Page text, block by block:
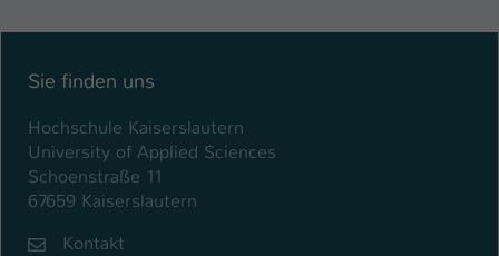
Sie finden uns
Hochschule Kaiserslautern
University of Applied Sciences
Schoenstraße 11
67659 Kaiserslautern
Kontakt